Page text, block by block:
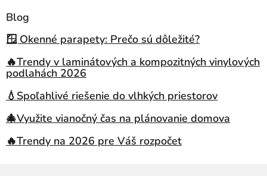
Blog
🪟 Okenné parapety: Prečo sú dôležité?
🔥Trendy v laminátových a kompozitných vinylových
podlahách 2026
💧Spoľahlivé riešenie do vlhkých priestorov
🎄Využite vianočný čas na plánovanie domova
🔥Trendy na 2026 pre Váš rozpočet